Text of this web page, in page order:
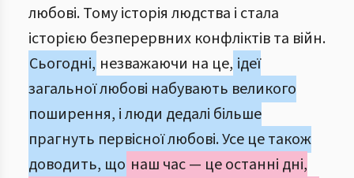
любові. Тому історія людства і стала
історією безперервних конфліктів та війн.
Сьогодні, незважаючи на це, ідеї
загальної любові набувають великого
поширення, і люди дедалі більше
прагнуть первісної любові. Усе це також
доводить, що наш час — це останні дні,